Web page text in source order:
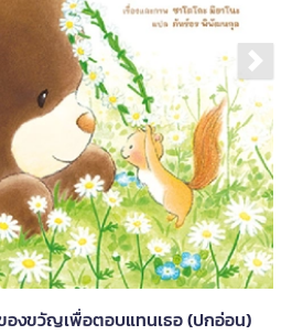
งขวัญเพื่อตอบแทนเธอ (ปกอ่อน)